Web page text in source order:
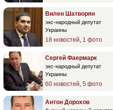
Вилен Шатворян
экс-народный депутат
Украины
18 новостей, 1 фото
Сергей Фаермарк
экс-народный депутат
Украины
60 новостей, 5 фото
Антон Дорохов